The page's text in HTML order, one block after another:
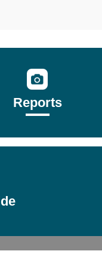
Reports